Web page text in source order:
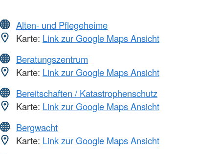
Alten- und Pflegeheime
Karte: Link zur Google Maps Ansicht
Beratungszentrum
Karte: Link zur Google Maps Ansicht
Bereitschaften / Katastrophenschutz
Karte: Link zur Google Maps Ansicht
Bergwacht
Karte: Link zur Google Maps Ansicht